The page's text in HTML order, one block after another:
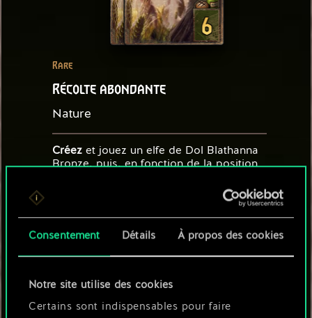
Consentement Détails À propos des cookies
Notre site utilise des cookies
Certains sont indispensables pour faire
66
Rare
Récolte abondante
Nature
Créez et jouez un elfe de Dol Blathanna
Bronze, puis, en fonction de la position
l'extrême gauche, une unité aléatoire ou
l'unité à l'extrême droite dans votre main
de 2 point(s).
Jamais nous n'avons labouré ou déchiré la
terre, contrairement à vous autres dh'oine avec
sanglants tributs à la Reine des Champs, alors